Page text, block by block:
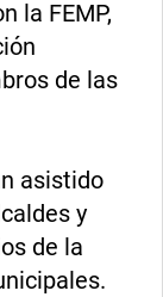
la FEMP,
de las
asistido
y
de la